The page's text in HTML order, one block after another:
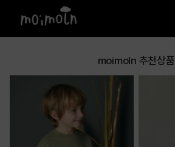
moimoln 추천상품